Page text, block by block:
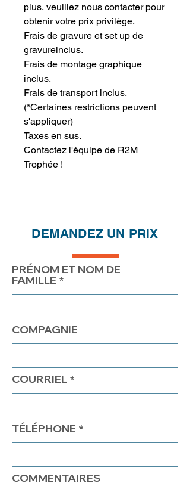
plus, veuillez nous contacter pour
obtenir votre prix privilège.
Frais de gravure et set up de
gravureinclus.
Frais de montage graphique
inclus.
Frais de transport inclus.
(*Certaines restrictions peuvent
s'appliquer)
Taxes en sus.
Contactez l'équipe de R2M
Trophée !
DEMANDEZ UN PRIX
PRÉNOM ET NOM DE
FAMILLE
COMPAGNIE
COURRIEL
TÉLÉPHONE
COMMENTAIRES